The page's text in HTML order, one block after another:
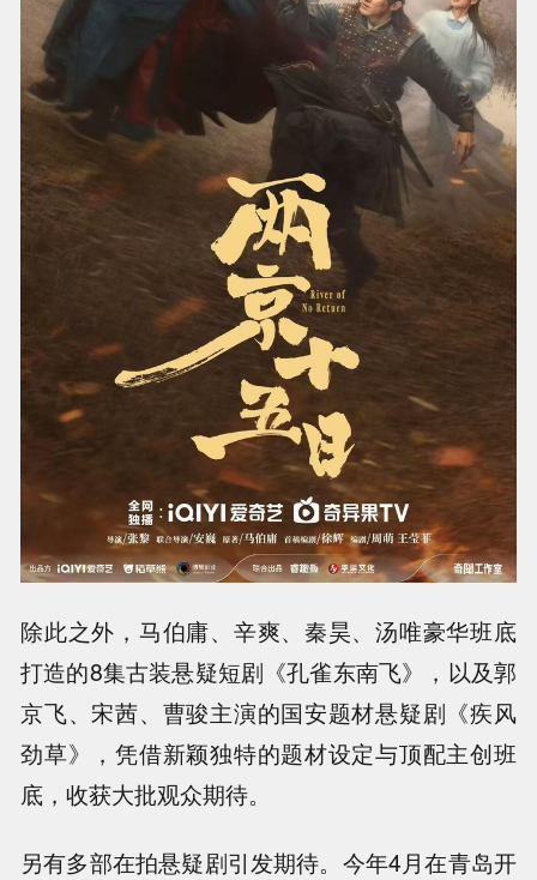
除此之外，马伯庸、辛爽、秦昊、汤唯豪华班底
打造的8集古装悬疑短剧《孔雀东南飞》，以及郭
京飞、宋茜、曹骏主演的国安题材悬疑剧《疾风
劲草》，凭借新颖独特的题材设定与顶配主创班
底，收获大批观众期待。
另有多部在拍悬疑剧引发期待。今年4月在青岛开